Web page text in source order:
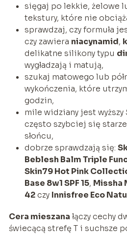
sięgaj po lekkie, żelowe
tekstury, które nie
sprawdzaj, czy formuła
czy zawiera niacynamid,
delikatne silikony typu
wygładzają i matują,
szukaj matowego lub
wykończenia, które
godzin,
mile widziany jest wyższy
często szybciej się
słońcu,
dobrze sprawdzają się:
Beblesh Balm Triple
Skin79 Hot Pink
Base 8w1 SPF 15, Missha
42czy Innisfree Eco
Cera mieszana łączy cechy
świecącą strefę T i suchsze